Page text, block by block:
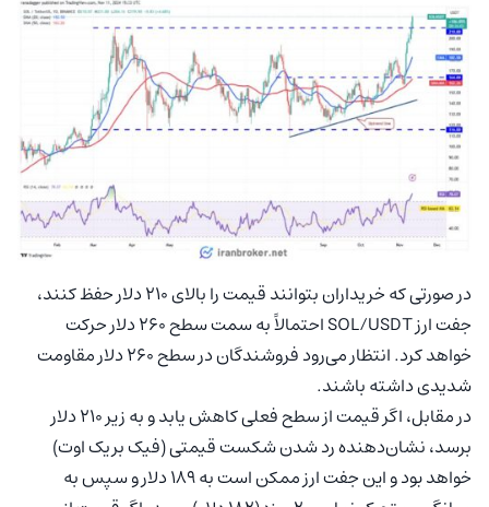
در صورتی که خریداران بتوانند قیمت را بالای ۲۱۰ دلار حفظ کنند،
جفت ارز SOL/USDT احتمالاً به سمت سطح ۲۶۰ دلار حرکت
خواهد کرد. انتظار می‌رود فروشندگان در سطح ۲۶۰ دلار مقاومت
شدیدی داشته باشند.
در مقابل، اگر قیمت از سطح فعلی کاهش یابد و به زیر ۲۱۰ دلار
برسد، نشان‌دهنده رد شدن شکست قیمتی (فیک بریک اوت)
خواهد بود و این جفت ارز ممکن است به ۱۸۹ دلار و سپس به